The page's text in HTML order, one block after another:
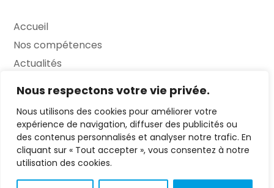
Nous respectons votre vie privée.
Nous utilisons des cookies pour améliorer votre
expérience de navigation, diffuser des publicités ou
des contenus personnalisés et analyser notre trafic. En
cliquant sur « Tout accepter », vous consentez à notre
utilisation des cookies.
Accueil
Nos compétences
Actualités
Contact
FAQ
Mentions légales